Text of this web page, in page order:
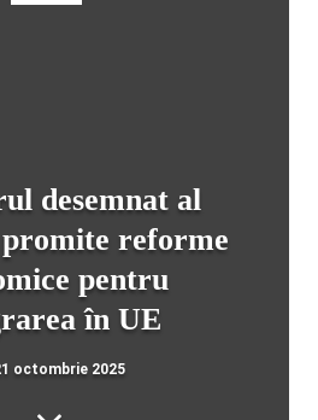
desemnat al
reforme
pentru
în UE
octombrie 2025